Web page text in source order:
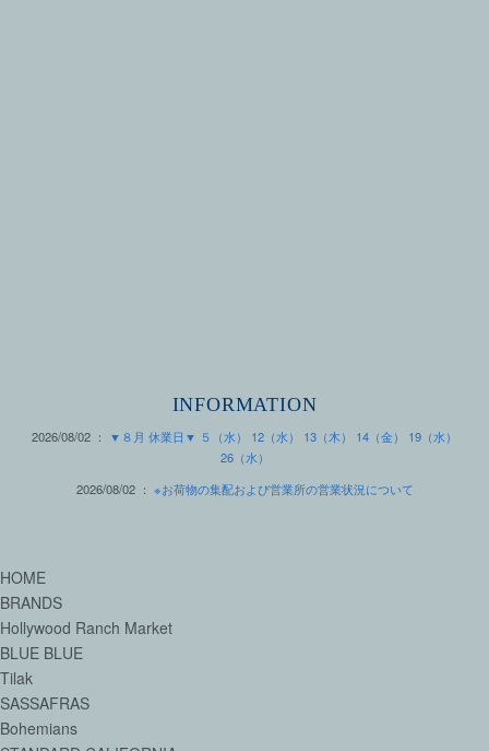
INFORMATION
2026/08/02 ：
▼８月 休業日▼ ５（水） 12（水） 13（木） 14（金） 19（水）
26（水）
2026/08/02 ： ※お荷物の集配および営業所の営業状況について
HOME
BRANDS
Hollywood Ranch Market
BLUE BLUE
Tilak
SASSAFRAS
Bohemians